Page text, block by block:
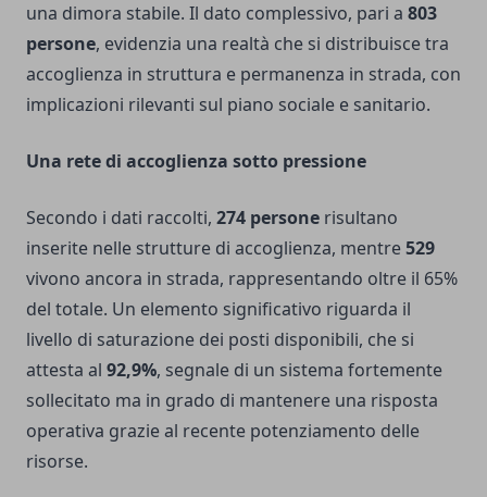
una dimora stabile. Il dato complessivo, pari a 803
persone, evidenzia una realtà che si distribuisce tra
accoglienza in struttura e permanenza in strada, con
implicazioni rilevanti sul piano sociale e sanitario.
Una rete di accoglienza sotto pressione
Secondo i dati raccolti, 274 persone risultano
inserite nelle strutture di accoglienza, mentre529
vivono ancora in strada, rappresentando oltre il 65%
del totale. Un elemento significativo riguarda il
livello di saturazione dei posti disponibili, che si
attesta al 92,9%, segnale di un sistema fortemente
sollecitato ma in grado di mantenere una risposta
operativa grazie al recente potenziamento delle
risorse.